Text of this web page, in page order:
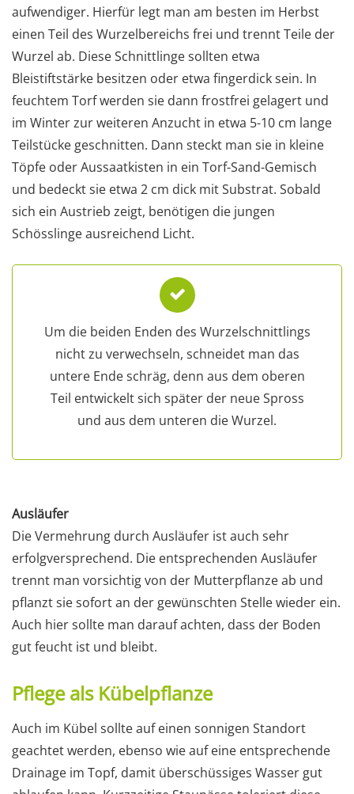
aufwendiger. Hierfür legt man am besten im Herbst
einen Teil des Wurzelbereichs frei und trennt Teile der
Wurzel ab. Diese Schnittlinge sollten etwa
Bleistiftstärke besitzen oder etwa fingerdick sein. In
feuchtem Torf werden sie dann frostfrei gelagert und
im Winter zur weiteren Anzucht in etwa 5-10 cm lange
Teilstücke geschnitten. Dann steckt man sie in kleine
Töpfe oder Aussaatkisten in ein Torf-Sand-Gemisch
und bedeckt sie etwa 2 cm dick mit Substrat. Sobald
sich ein Austrieb zeigt, benötigen die jungen
Schösslinge ausreichend Licht.
Um die beiden Enden des Wurzelschnittlings
nicht zu verwechseln, schneidet man das
untere Ende schräg, denn aus dem oberen
Teil entwickelt sich später der neue Spross
und aus dem unteren die Wurzel.
Ausläufer
Die Vermehrung durch Ausläufer ist auch sehr
erfolgversprechend. Die entsprechenden Ausläufer
trennt man vorsichtig von der Mutterpflanze ab und
pflanzt sie sofort an der gewünschten Stelle wieder ein.
Auch hier sollte man darauf achten, dass der Boden
gut feucht ist und bleibt.
Pflege als Kübelpflanze
Auch im Kübel sollte auf einen sonnigen Standort
geachtet werden, ebenso wie auf eine entsprechende
Drainage im Topf, damit überschüssiges Wasser gut